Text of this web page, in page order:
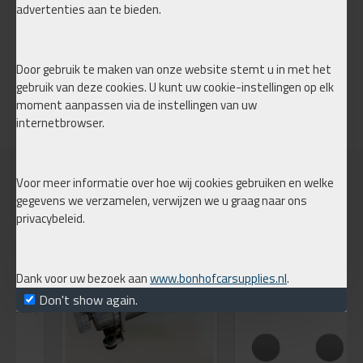
advertenties aan te bieden.
Door gebruik te maken van onze website stemt u in met het
gebruik van deze cookies. U kunt uw cookie-instellingen op elk
moment aanpassen via de instellingen van uw
internetbrowser.
Voor meer informatie over hoe wij cookies gebruiken en welke
gegevens we verzamelen, verwijzen we u graag naar ons
privacybeleid.
Dank voor uw bezoek aanwww.bonhofcarsupplies.nl.
Don't show again.
Inhoud van het pakket:
- BNHF Edition 1 managementsysteem
Voor een snelle en betrouwbare hoogte-instelling van jouw
Caddy.
- Vooras:
Koni schokdempers, in eigen huis omgebouwd tot BNHF Koni
2085 Sport, met instelbare rebound.
rijhoogte-range.
- 10-liter aluminium luchttank
PURCHASED TOGETHER